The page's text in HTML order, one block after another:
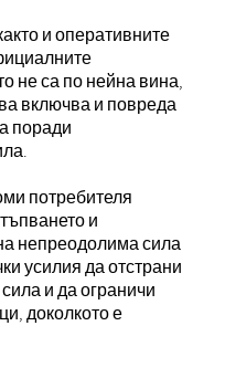
и оперативните
не са по нейна вина,
включва и повреда
поради
потребителя
и
непреодолима сила
усилия да отстрани
и да ограничи
доколкото е